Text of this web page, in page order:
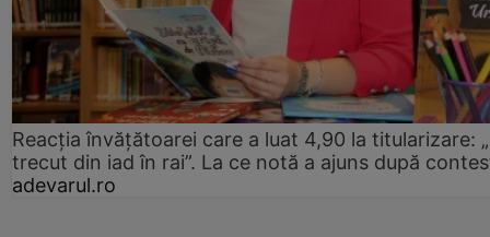
Reacția învățătoarei care a luat 4,90 la titularizare:
trecut din iad în rai”. La ce notă a ajuns după
adevarul.ro